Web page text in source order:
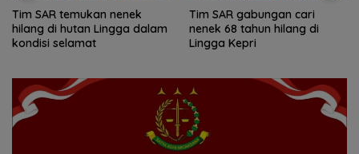
Tim SAR temukan nenek
hilang di hutan Lingga dalam
kondisi selamat
Tim SAR gabungan cari
nenek 68 tahun hilang di
Lingga Kepri